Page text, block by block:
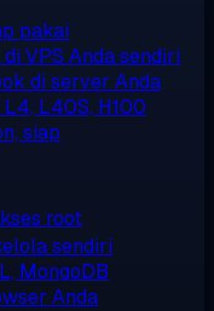
pakai
VPS Anda sendiri
di server Anda
L4, L40S, H100
siap
root
sendiri
MongoDB
Anda